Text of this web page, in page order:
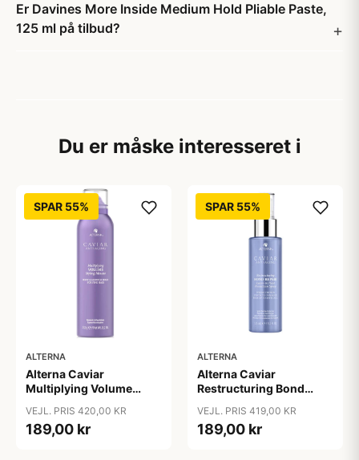
Er Davines More Inside Medium Hold Pliable Paste,
125 ml på tilbud?
Du er måske interesseret i
SPAR 55%
ALTERNA
Alterna Caviar
Multiplying Volume
VEJL. PRIS 420,00 KR
189,00 kr
SPAR 55%
ALTERNA
Alterna Caviar
Restructuring Bond
Protection Spray, 125 ml
VEJL. PRIS 419,00 KR
189,00 kr